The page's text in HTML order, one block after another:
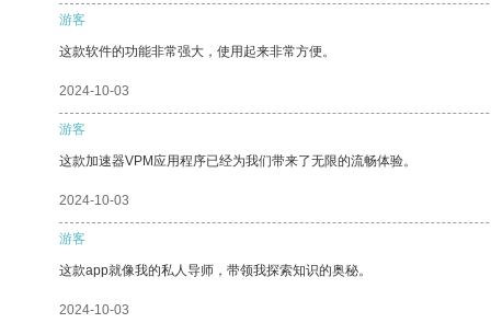
游客
这款软件的功能非常强大，使用起来非常方便。
2024-10-03
游客
这款加速器VPM应用程序已经为我们带来了无限的流畅体验。
2024-10-03
游客
这款app就像我的私人导师，带领我探索知识的奥秘。
2024-10-03